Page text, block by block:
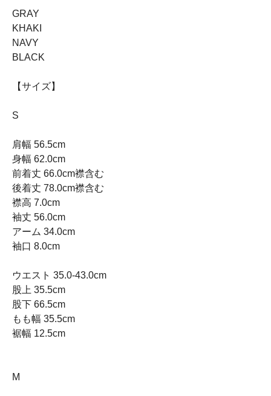
GRAY
KHAKI
NAVY
BLACK
【サイズ】
S
肩幅 56.5cm
身幅 62.0cm
前着丈 66.0cm襟含む
後着丈 78.0cm襟含む
襟高 7.0cm
袖丈 56.0cm
アーム 34.0cm
袖口 8.0cm
ウエスト 35.0-43.0cm
股上 35.5cm
股下 66.5cm
もも幅 35.5cm
裾幅 12.5cm
M